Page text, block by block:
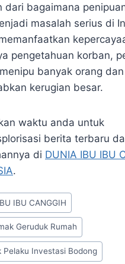
dari bagaimana
masalah serius di
pengetahuan korban,
banyak orang dan
kerugian besar.
waktu anda untuk
berita terbaru
di DUNIA IBU IBU
.
IBU CANGGIH
Geruduk Rumah
Pelaku Investasi Bodong